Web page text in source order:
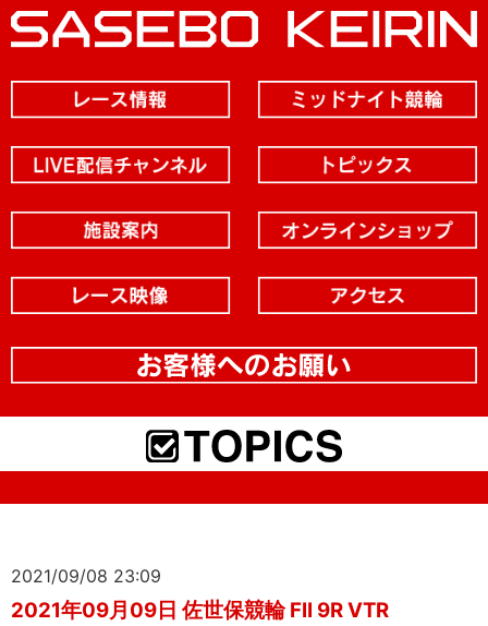
2021/09/08 23:09
2021年09月09日 佐世保競輪 FII 9R VTR